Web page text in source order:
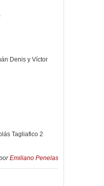
Denis y Víctor
Tagliafico 2
Emiliano Penelas